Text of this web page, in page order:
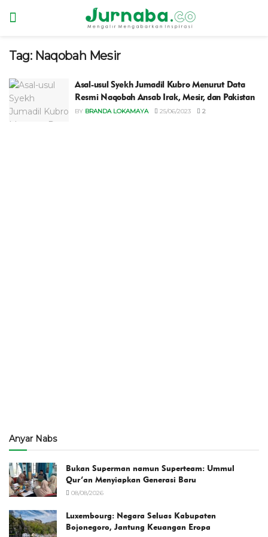
Tag: Naqobah Mesir
Asal-usul Syekh Jumadil Kubro Menurut Data
Resmi Naqobah Ansab Irak, Mesir, dan Pakistan
BY BRANDA LOKAMAYA 25/06/2023 2
Anyar Nabs
Bukan Superman namun Superteam: Ummul
Qur’an Menyiapkan Generasi Baru
08/08/2026
Luxembourg: Negara Seluas Kabupaten
Bojonegoro, Jantung Keuangan Eropa